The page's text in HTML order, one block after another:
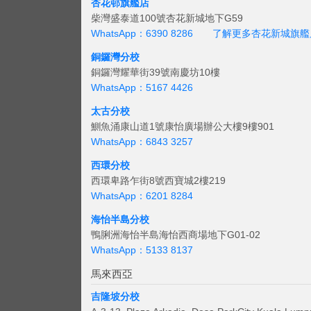
杏花邨旗艦店
柴灣盛泰道100號杏花新城地下G59
WhatsApp：6390 8286
了解更多杏花新城旗
銅鑼灣分校
銅鑼灣耀華街39號南慶坊10樓
WhatsApp：5167 4426
太古分校
鰂魚涌康山道1號康怡廣場辦公大樓9樓901
WhatsApp：6843 3257
西環分校
西環卑路乍街8號西寶城2樓219
WhatsApp：6201 8284
海怡半島分校
鴨脷洲海怡半島海怡西商場地下G01-02
WhatsApp：5133 8137
馬來西亞
吉隆坡分校